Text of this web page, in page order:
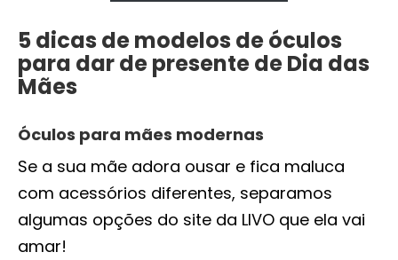
5 dicas de modelos de óculos
para dar de presente de Dia das
Mães
Óculos para mães modernas
Se a sua mãe adora ousar e fica maluca
com acessórios diferentes, separamos
algumas opções do site da LIVO que ela vai
amar!